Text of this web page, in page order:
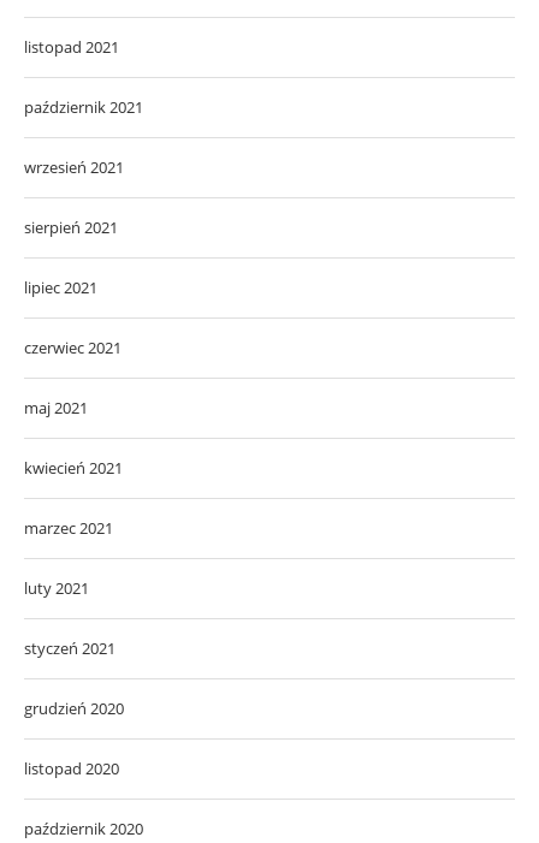
listopad 2021
październik 2021
wrzesień 2021
sierpień 2021
lipiec 2021
czerwiec 2021
maj 2021
kwiecień 2021
marzec 2021
luty 2021
styczeń 2021
grudzień 2020
listopad 2020
październik 2020